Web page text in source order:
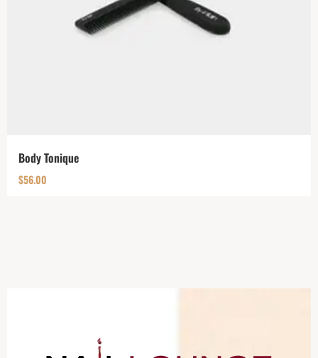
Body Tonique
$56.00